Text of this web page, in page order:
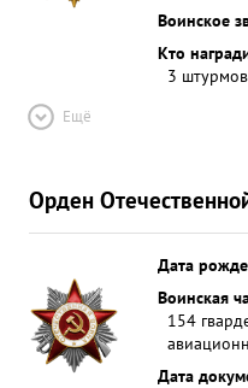
Воинское
Кто
3
Ещё
Орден
Дата
Воинская
154
Дата